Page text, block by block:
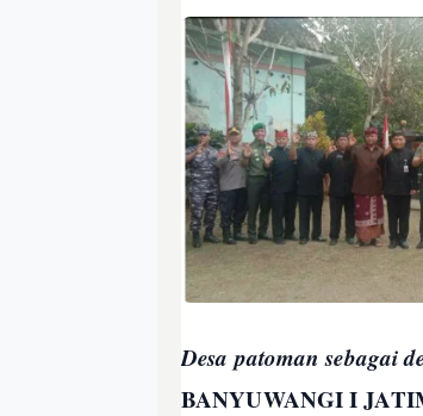
Desa patoman sebagai
BANYUWANGI I